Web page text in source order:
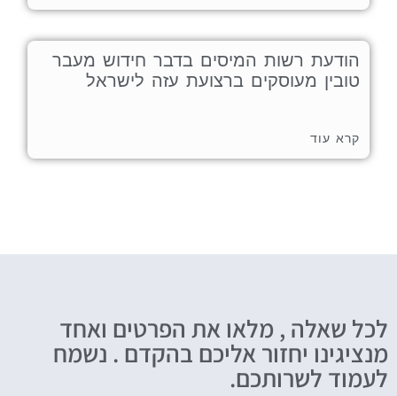
הודעת רשות המיסים בדבר חידוש מעבר
טובין מעוסקים ברצועת עזה לישראל
קרא עוד
לכל שאלה , מלאו את הפרטים ואחד
מנציגינו יחזור אליכם בהקדם . נשמח
לעמוד לשרותכם.